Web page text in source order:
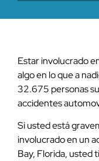
Estar involucrado
algo en lo que a
32.675 personas
accidentes
Si usted está
involucrado en un
Bay, Florida, usted